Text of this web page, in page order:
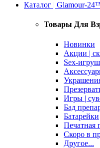
Каталог | Glamour-
Товары Для
Новинки
Акции |
Sex-
Игры |
Бад
Батарейки
Печатная
Скоро в
Другое...